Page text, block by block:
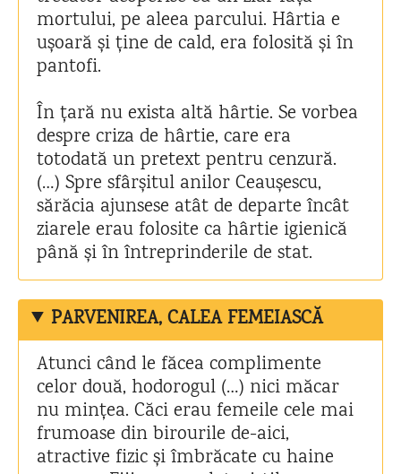
mortului, pe aleea parcului. Hârtia e
ușoară și ține de cald, era folosită și în
pantofi.
În țară nu exista altă hârtie. Se vorbea
despre criza de hârtie, care era
totodată un pretext pentru cenzură.
(…) Spre sfârșitul anilor Ceaușescu,
sărăcia ajunsese atât de departe încât
ziarele erau folosite ca hârtie igienică
până și în întreprinderile de stat.
PARVENIREA, CALEA FEMEIASCĂ
Atunci când le făcea complimente
celor două, hodorogul (…) nici măcar
nu mințea. Căci erau femeile cele mai
frumoase din birourile de-aici,
atractive fizic și îmbrăcate cu haine